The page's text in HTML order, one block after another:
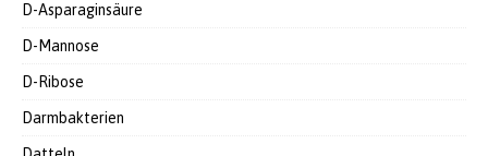
D-Asparaginsäure
D-Mannose
D-Ribose
Darmbakterien